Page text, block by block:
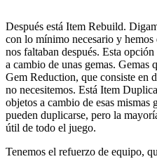
Después está Item Rebuild.
con lo mínimo necesario y
nos faltaban después. Esta
a cambio de unas gemas. Gemas
Gem Reduction, que consiste en
no necesitemos. Está Item
objetos a cambio de esas mismas
pueden duplicarse, pero la
útil de todo el juego.
Tenemos el refuerzo de equipo,